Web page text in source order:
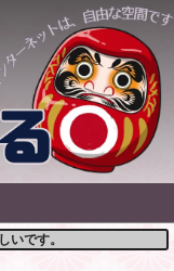
いです。